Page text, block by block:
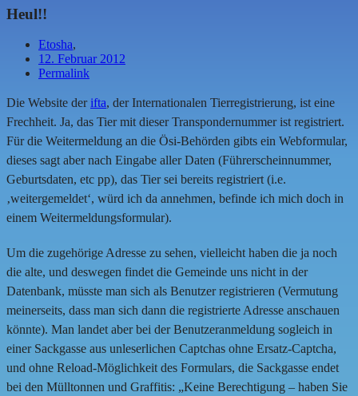
Heul!!
Etosha,
12. Februar 2012
Permalink
Die Website derifta, der Internationalen Tierregistrierung, ist eine
Frechheit. Ja, das Tier mit dieser Transpondernummer ist registriert.
Für die Weitermeldung an die Ösi-Behörden gibts ein Webformular,
dieses sagt aber nach Eingabe aller Daten (Führerscheinnummer,
Geburtsdaten, etc pp), das Tier sei bereits registriert (i.e.
‚weitergemeldet‘, würd ich da annehmen, befinde ich mich doch in
einem Weitermeldungsformular).
Um die zugehörige Adresse zu sehen, vielleicht haben die ja noch
die alte, und deswegen findet die Gemeinde uns nicht in der
Datenbank, müsste man sich als Benutzer registrieren (Vermutung
meinerseits, dass man sich dann die registrierte Adresse anschauen
könnte). Man landet aber bei der Benutzeranmeldung sogleich in
einer Sackgasse aus unleserlichen Captchas ohne Ersatz-Captcha,
und ohne Reload-Möglichkeit des Formulars, die Sackgasse endet
bei den Mülltonnen und Graffitis: „Keine Berechtigung – haben Sie